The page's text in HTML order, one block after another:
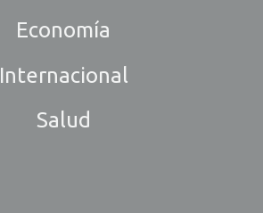
Economía
Internacional
Salud